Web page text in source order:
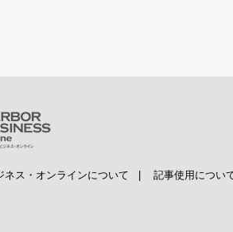
ネス・オンラインについて | 記事使用につい